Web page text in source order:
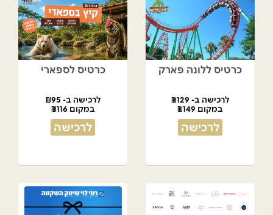
כרטיס ללונה פארק
לרכישה ב- ₪129
במקום ₪149
לרכישה
כרטיס לספארי
לרכישה ב- ₪95
במקום ₪116
לרכישה